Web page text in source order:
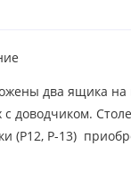
два ящика
доводчиком.
(Р12, Р-13)